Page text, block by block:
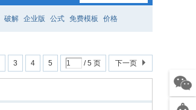
破解 企业版 公式 免费模板 价格
3 4 5 / 5 页 下一页
售前
微信